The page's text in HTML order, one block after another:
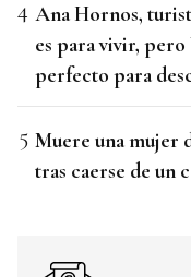
Ana Hornos,
es para vivir, pero
perfecto para
Muere una mujer
tras caerse de un